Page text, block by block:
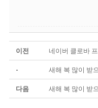
이전 네이버 클로바
- 새해 복 많이 받
다음 새해 복 많이 받